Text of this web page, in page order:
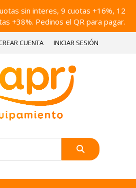
sin interes, 9 cuotas +16%, 12
+38%. Pedinos el QR para pagar.
CUENTA INICIAR SESIÓN